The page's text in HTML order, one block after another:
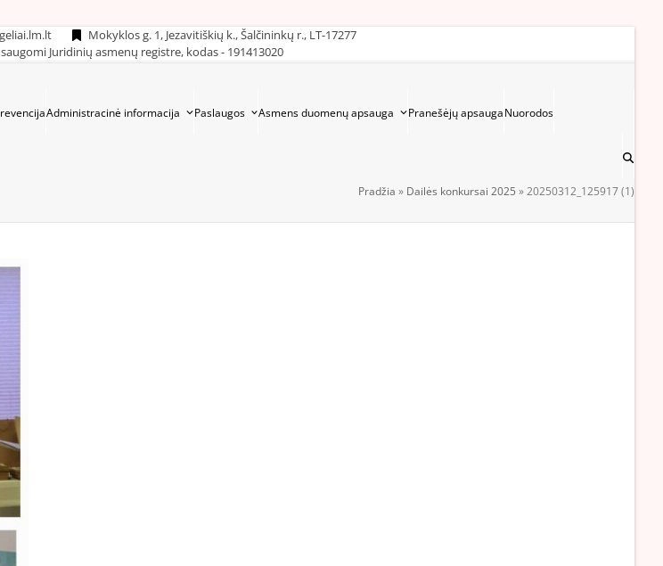
Mokyklos g. 1, Jezavitiškių k., Šalčininkų r., LT-17277
Juridinių asmenų registre, kodas - 191413020
Administracinė informacija Paslaugos Asmens duomenų apsauga Pranešėjų apsaugaNuorodos
Pradžia » Dailės konkursai 2025 »20250312_125917 (1)